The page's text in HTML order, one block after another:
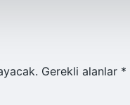
Gerekli alanlar *